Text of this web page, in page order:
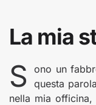
La mia
S
ono un
questa
nella mia